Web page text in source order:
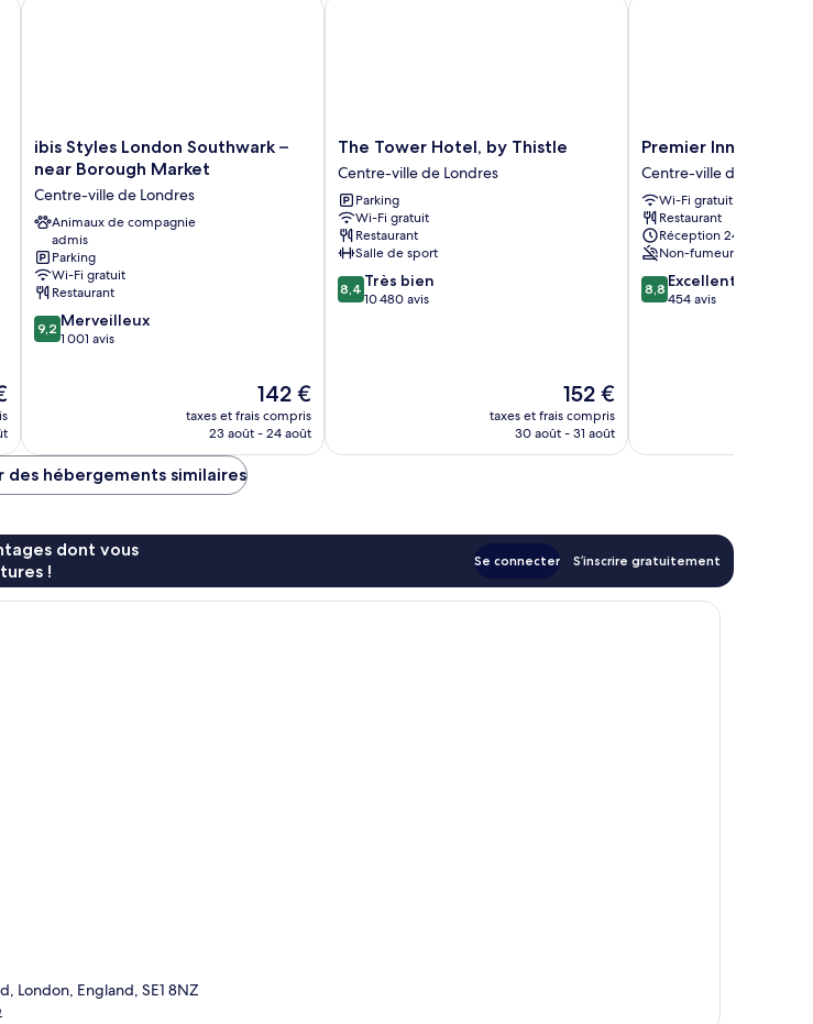
ibis
Styles
Southwark
–
near
Borough
Market
Centre-
ville
de
ibis Styles London Southwark –
near Borough Market
Centre-ville de Londres
Animaux de compagnie
admis
Parking
Wi-Fi gratuit
Restaurant
9.2
sur
9,2 Merveilleux
1 001 avis
Le
nouveau
prix
142 €
taxes et frais compris
23 août - 24 août
The
Tower
Hotel,
by
Thistle
Centre-
ville
de
Londres
The Tower Hotel, by Thistle
Centre-ville de Londres
Parking
Wi-Fi gratuit
Restaurant
Salle de sport
8.4
sur
8,4 Très bien
10 480 avis
Le
nouveau
prix
152 €
taxes et frais compris
30 août - 31 août
Premier
Inn
London
County
Hall
Centre-
ville
de
Londres
Premier Inn London
Centre-ville de Londres
Wi-Fi gratuit
Restaurant
Réception 24 h/24
Non-fumeurs
8.8
sur
8,8 Excellent
454 avis
des hébergements similaires
dont vous
!
Se connecter S’inscrire gratuitement
London, England, SE1 8NZ